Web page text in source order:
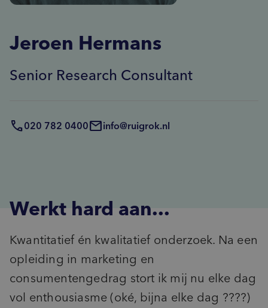
sign_languageUsage & Attitude
Doelgroepinzichten
psychology_alt Behoeften
record_voice_over Opinieonderzoek
unknown_documentFocussessie
cast_for_educationMasterclass
Jeroen Hermans
Senior Research Consultant
020 782 0400 info@ruigrok.nl
Werkt hard aan...
Kwantitatief én kwalitatief onderzoek. Na een
opleiding in marketing en
consumentengedrag stort ik mij nu elke dag
vol enthousiasme (oké, bijna elke dag ????)